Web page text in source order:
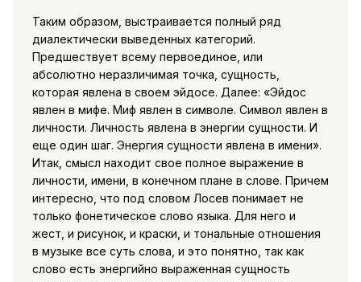
Таким образом, выстраивается полный ряд
диалектически выведенных категорий.
Предшествует всему первоединое, или
абсолютно неразличимая точка, сущность,
которая явлена в своем эйдосе. Далее: «Эйдос
явлен в мифе. Миф явлен в символе. Символ явлен в
личности. Личность явлена в энергии сущности. И
еще один шаг. Энергия сущности явлена в имени».
Итак, смысл находит свое полное выражение в
личности, имени, в конечном плане в слове. Причем
интересно, что под словом Лосев понимает не
только фонетическое слово языка. Для него и
жест, и рисунок, и краски, и тональные отношения
в музыке все суть слова, и это понятно, так как
слово есть энергийно выраженная сущность